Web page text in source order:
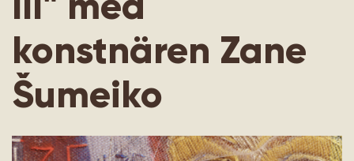
konstnären Zane
Šumeiko